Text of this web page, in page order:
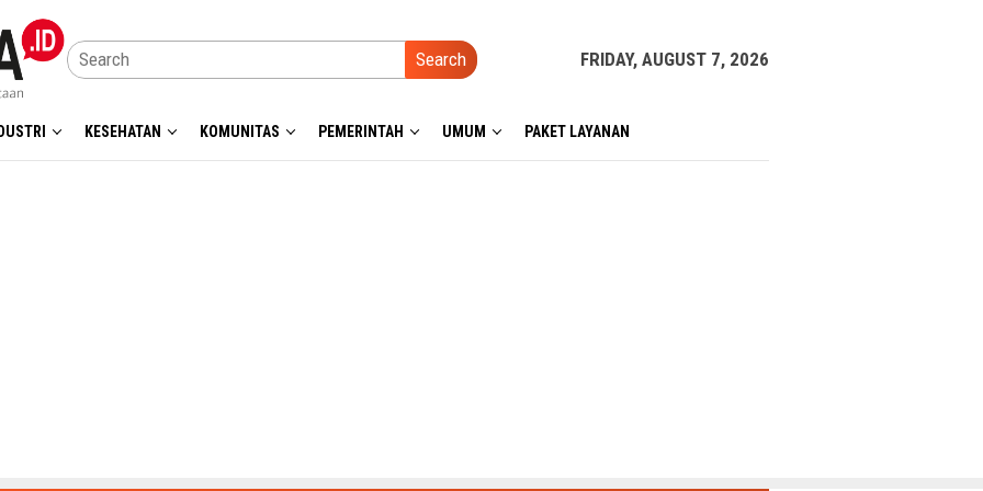
Search FRIDAY, AUGUST 7, 2026
KESEHATAN KOMUNITAS PEMERINTAH UMUM PAKET LAYANAN